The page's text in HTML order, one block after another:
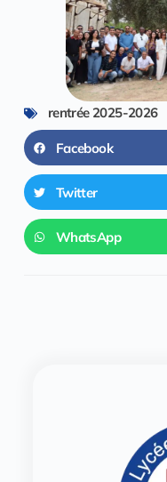
rentrée 2025-2026
Facebook
Twitter
WhatsApp